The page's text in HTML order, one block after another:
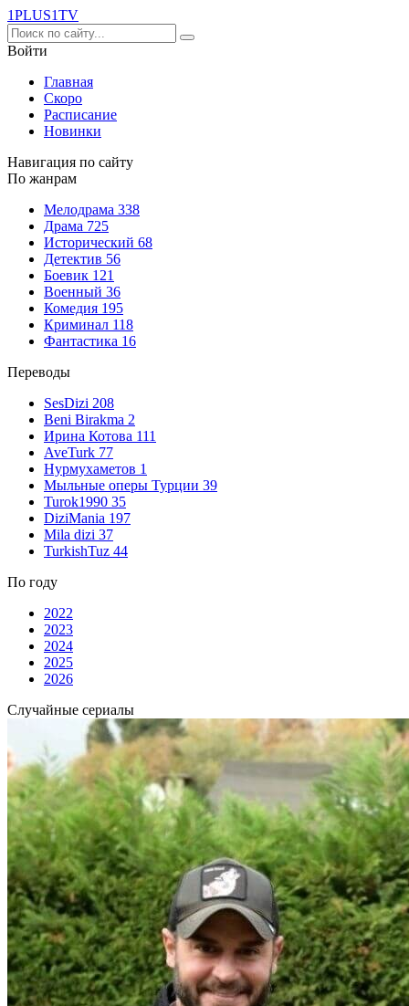
1PLUS1TV
Войти
Главная
Скоро
Расписание
Новинки
Навигация по сайту
По жанрам
Мелодрама 338
Драма 725
Исторический 68
Детектив 56
Боевик 121
Военный 36
Комедия 195
Криминал 118
Фантастика 16
Переводы
SesDizi 208
Beni Birakma 2
Ирина Котова 111
AveTurk 77
Нурмухаметов 1
Мыльные оперы Турции 39
Turok1990 35
DiziMania 197
Mila dizi 37
TurkishTuz 44
По году
2022
2023
2024
2025
2026
Случайные сериалы